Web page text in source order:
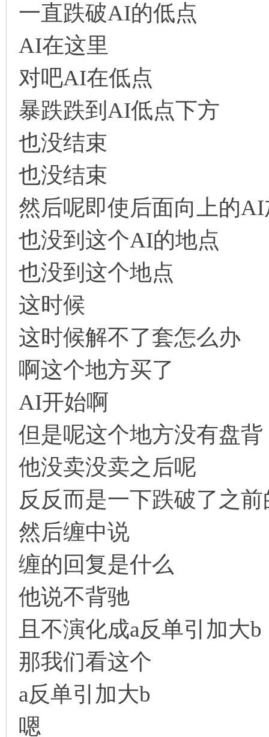
一直跌破AI的低点
AI在这里
对吧AI在低点
暴跌跌到AI低点下方
也没结束
也没结束
然后呢即使后面向上的AI
也没到这个AI的地点
也没到这个地点
这时候
这时候解不了套怎么办
啊这个地方买了
AI开始啊
但是呢这个地方没有盘背
他没卖没卖之后呢
反反而是一下跌破了之
然后缠中说
缠的回复是什么
他说不背驰
且不演化成a反单引加大b
那我们看这个
a反单引加大b
嗯